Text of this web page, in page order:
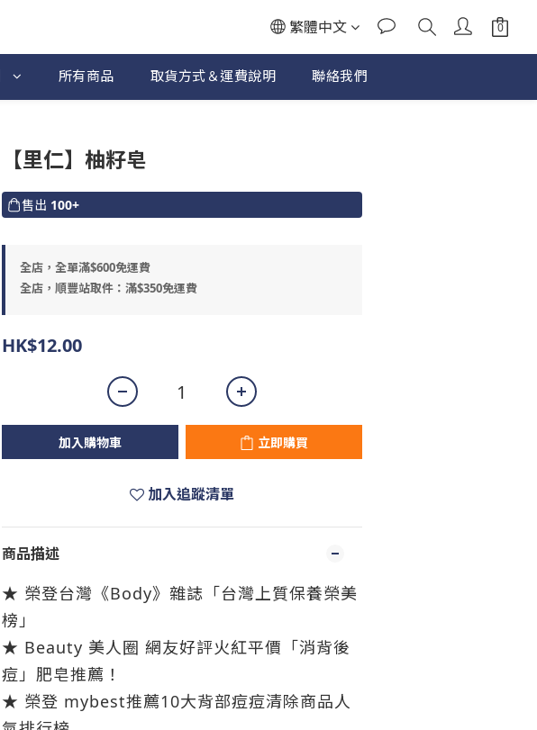
繁體中文
所有商品 取貨方式＆運費說明 聯絡我們
【里仁】柚籽皂
售出 100+
全店，全單滿$600免運費
全店，順豐站取件：滿$350免運費
HK$12.00
加入購物車 立即購買
加入追蹤清單
商品描述
★ 榮登台灣《Body》雜誌「台灣上質保養榮美
榜」
★ Beauty 美人圈 網友好評火紅平價「消背後
痘」肥皂推薦！
★ 榮登 mybest推薦10大背部痘痘清除商品人